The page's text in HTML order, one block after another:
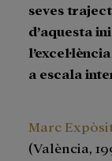
seves
d’aquesta
a escala
Marc
(València,